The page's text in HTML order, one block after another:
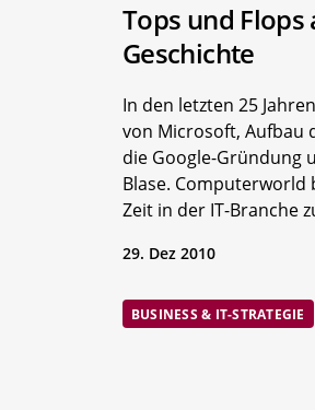
Tops und Flops
Geschichte
In den letzten 25
von Microsoft, Aufbau
die Google-Gründung
Blase. Computerworld
Zeit in der IT-Branche
29. Dez 2010
BUSINESS & IT-STRATEGIE